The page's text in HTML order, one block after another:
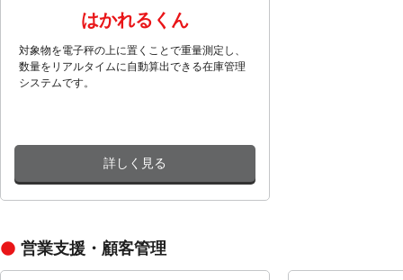
はかれるくん
対象物を電子秤の上に置くことで重量測定し、
数量をリアルタイムに自動算出できる在庫管理
システムです。
詳しく見る
営業支援・顧客管理